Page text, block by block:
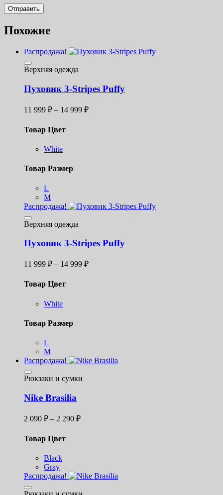
Похожие
Распродажа!
Верхняя одежда
Пуховик 3-Stripes Puffy
11 999 ₽ – 14 999 ₽Диапазон
Товар Цвет
White
Товар Размер
L
M
Распродажа!
Верхняя одежда
Пуховик 3-Stripes Puffy
11 999 ₽ – 14 999 ₽Диапазон
Товар Цвет
White
Товар Размер
L
M
Распродажа!
Рюкзаки и сумки
Nike Brasilia
2 090 ₽ – 2 290 ₽Диапазон
290 ₽
Товар Цвет
Black
Gray
Распродажа!